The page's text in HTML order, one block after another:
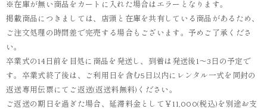
※在庫が無い商品をカートに入れた場合はエラーとなります。
掲載商品につきましては、店頭と在庫を共有している商品があるため、
ご注文処理の時間差で完売する場合もございます。予めご了承くださ
い。
卒業式の14日前を目処に商品を発送し、到着は発送後1～3日の予定で
す。卒業式終了後は、ご利用日を含む5日以内にレンタル一式を同封の
返送専用伝票にてご返送(返送料無料)ください。
ご返送の期日を過ぎた場合、延滞料金として￥11,000(税込)を別途お支